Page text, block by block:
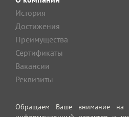
История
Достижения
Преимущества
Сертификаты
Вакансии
Реквизиты
Обращаем Ваше внимание на